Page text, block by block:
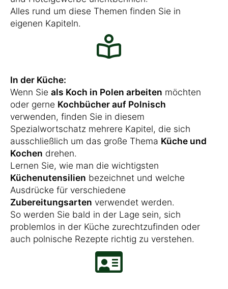
Alles rund um diese Themen finden Sie in
eigenen Kapiteln.
In der Küche:
Wenn Sie als Koch in Polen arbeiten möchten
oder gerne Kochbücher auf Polnisch
verwenden, finden Sie in diesem
Spezialwortschatz mehrere Kapitel, die sich
ausschließlich um das große Thema Küche und
Kochen drehen.
Lernen Sie, wie man die wichtigsten
Küchenutensilien bezeichnet und welche
Ausdrücke für verschiedene
Zubereitungsarten verwendet werden.
So werden Sie bald in der Lage sein, sich
problemlos in der Küche zurechtzufinden oder
auch polnische Rezepte richtig zu verstehen.